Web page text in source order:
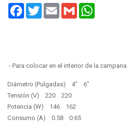
Facebook
Twitter Email Gmail
- Para colocar en el interior de la campana.
Diámetro (Pulgadas) 4" 6"
Tensión (V) 220 220
Potencia (W) 146 162
Consumo (A) 0.58 0.65